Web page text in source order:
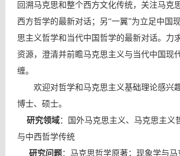
回溯马克思和整个西方文化传统，关注马克
西方哲学的最新对话；另“一翼”为立足中国
思主义哲学和当代中国哲学的最新对话。力
资源，澄清并前瞻马克思主义与当代中国现
缠。
欢迎对哲学和马克思主义基础理论感兴
博士、硕士。
研究领域：国外马克思主义、马克思主义
与中西哲学传统
研究问题：马克思哲学原著；现象学与马